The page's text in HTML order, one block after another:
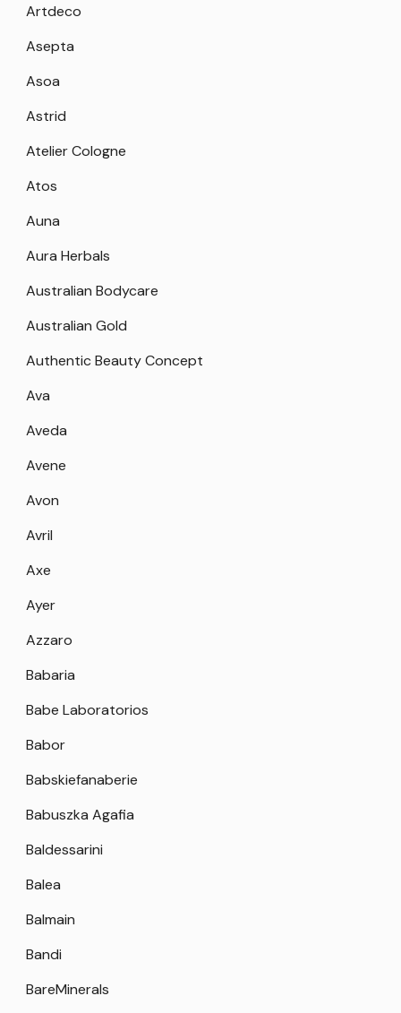
Artdeco
Asepta
Asoa
Astrid
Atelier Cologne
Atos
Auna
Aura Herbals
Australian Bodycare
Australian Gold
Authentic Beauty Concept
Ava
Aveda
Avene
Avon
Avril
Axe
Ayer
Azzaro
Babaria
Babe Laboratorios
Babor
Babskiefanaberie
Babuszka Agafia
Baldessarini
Balea
Balmain
Bandi
BareMinerals